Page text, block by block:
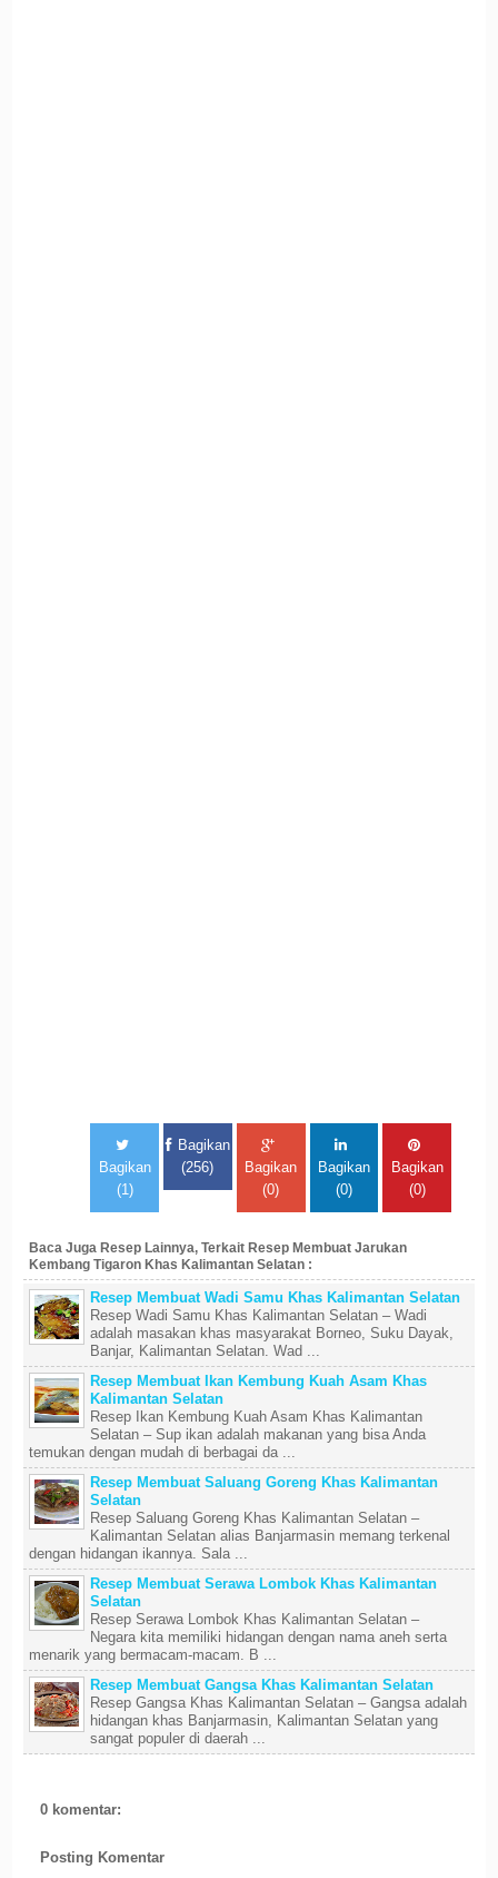
Bagikan
(1)
Bagikan
(256)
Bagikan
(0)
Bagikan
(0)
Bagikan
(0)
Baca Juga Resep Lainnya, Terkait Resep Membuat Jarukan
Kembang Tigaron Khas Kalimantan Selatan :
Resep Membuat Wadi Samu Khas Kalimantan Selatan
Resep Wadi Samu Khas Kalimantan Selatan – Wadi
adalah masakan khas masyarakat Borneo, Suku Dayak,
Banjar, Kalimantan Selatan. Wad ...
Resep Membuat Ikan Kembung Kuah Asam Khas
Kalimantan Selatan
Resep Ikan Kembung Kuah Asam Khas Kalimantan
Selatan – Sup ikan adalah makanan yang bisa Anda
temukan dengan mudah di berbagai da ...
Resep Membuat Saluang Goreng Khas Kalimantan
Selatan
Resep Saluang Goreng Khas Kalimantan Selatan –
Kalimantan Selatan alias Banjarmasin memang terkenal
dengan hidangan ikannya. Sala ...
Resep Membuat Serawa Lombok Khas Kalimantan
Selatan
Resep Serawa Lombok Khas Kalimantan Selatan –
Negara kita memiliki hidangan dengan nama aneh serta
menarik yang bermacam-macam. B ...
Resep Membuat Gangsa Khas Kalimantan Selatan
Resep Gangsa Khas Kalimantan Selatan – Gangsa adalah
hidangan khas Banjarmasin, Kalimantan Selatan yang
sangat populer di daerah ...
0 komentar:
Posting Komentar